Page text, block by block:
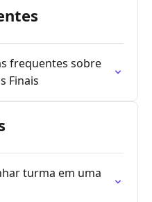
frequentes sobre
Finais
turma em uma